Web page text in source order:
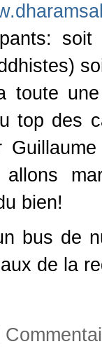
top des
allons
bien!
bus de
de la